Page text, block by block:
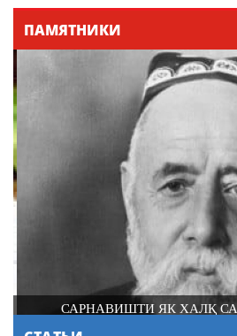
Что знают в Ташкенте о
Мирзо Турсунзаде, чьим
метро?
Осорхонаи Мирзо
Турсунзода Каратог
ПАМЯТНИКИ
САРНАВИШТИ ЯК ХАЛҚ
МАСЪАЛАҲОИ МУБРАМИ
ТОҶИКӢ ДАР ДАВРОНИ